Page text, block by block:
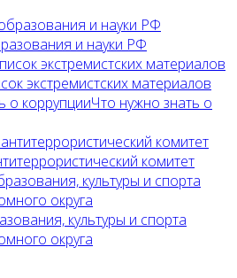
и науки РФ
экстремистских материалов
Что нужно знать о
комитет
культуры и спорта
округа